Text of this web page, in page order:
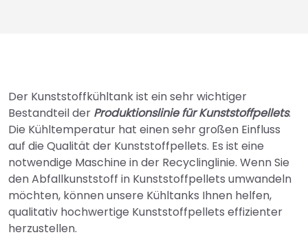
Der Kunststoffkühltank ist ein sehr wichtiger
Bestandteil der Produktionslinie für Kunststoffpellets.
Die Kühltemperatur hat einen sehr großen Einfluss
auf die Qualität der Kunststoffpellets. Es ist eine
notwendige Maschine in der Recyclinglinie. Wenn Sie
den Abfallkunststoff in Kunststoffpellets umwandeln
möchten, können unsere Kühltanks Ihnen helfen,
qualitativ hochwertige Kunststoffpellets effizienter
herzustellen.